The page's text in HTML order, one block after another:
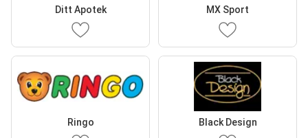
Ditt Apotek MX Sport
Ringo Black Design